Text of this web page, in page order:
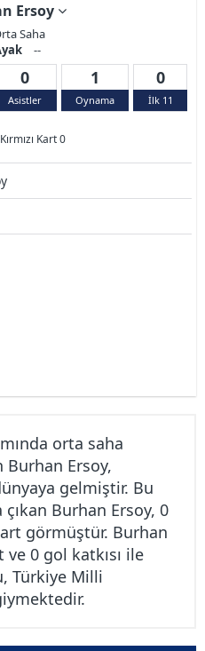
Ersoy
Saha
--
0
Asistler
1
Oynama
0
İlk 11
Kırmızı Kart 0
orta saha
Ersoy,
gelmiştir. Bu
Burhan Ersoy, 0
görmüştür. Burhan
ve 0 gol katkısı ile
Türkiye Milli